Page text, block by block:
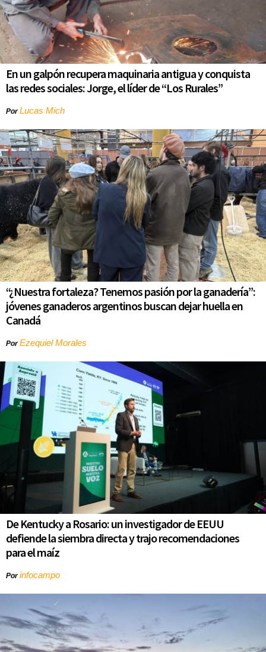
En un galpón recupera maquinaria antigua y conquista
las redes sociales: Jorge, el líder de “Los Rurales”
PorLucas Mich
“¿Nuestra fortaleza? Tenemos pasión por la ganadería”:
jóvenes ganaderos argentinos buscan dejar huella en
Canadá
PorEzequiel Morales
De Kentucky a Rosario: un investigador de EEUU
defiende la siembra directa y trajo recomendaciones
para el maíz
Porinfocampo